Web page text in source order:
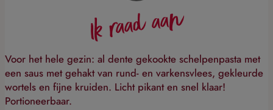
Ik raad aan
Voor het hele gezin: al dente gekookte schelpenpasta met
een saus met gehakt van rund- en varkensvlees, gekleurde
wortels en fijne kruiden. Licht pikant en snel klaar!
Portioneerbaar.